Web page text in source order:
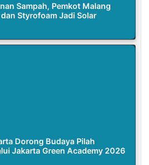
Sampah, Pemkot Malang
Styrofoam Jadi Solar
Dorong Budaya Pilah
Jakarta Green Academy 2026